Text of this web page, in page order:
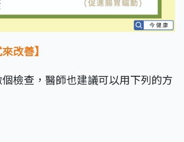
改善】
檢查，醫師也建議可以用下列的方